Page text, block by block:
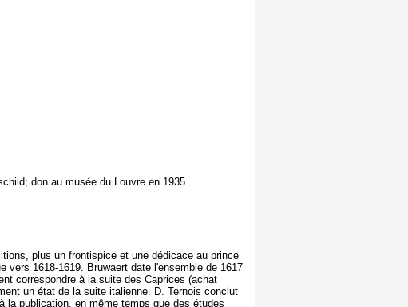
don au musée du Louvre en 1935.
plus un frontispice et une dédicace au prince
vers 1618-1619. Bruwaert date l'ensemble de 1617
correspondre à la suite des Caprices (achat
un état de la suite italienne. D. Ternois conclut
la publication, en même temps que des études